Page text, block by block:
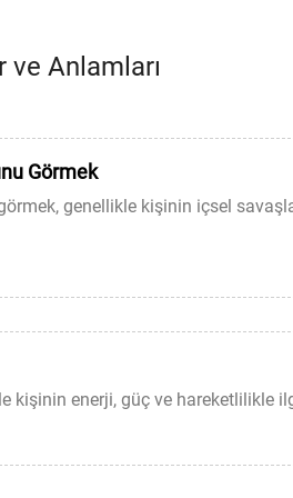
Anlamları
Görmek
genellikle kişinin içsel
kişinin enerji, güç ve hareketlilikle